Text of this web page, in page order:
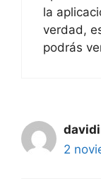
la
verdad,
podrás
2